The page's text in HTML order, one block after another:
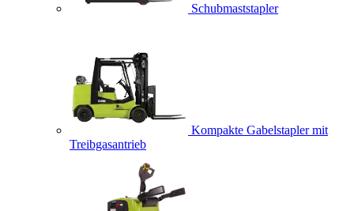
Schubmaststapler
Kompakte Gabelstapler mit
Treibgasantrieb